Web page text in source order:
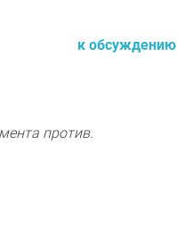
к обсуждению
против.